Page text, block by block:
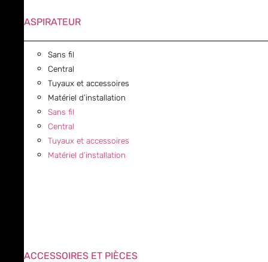
ASPIRATEUR
Sans fil
Central
Tuyaux et accessoires
Matériel d’installation
Sans fil
Central
Tuyaux et accessoires
Matériel d’installation
ACCESSOIRES ET PIÈCES